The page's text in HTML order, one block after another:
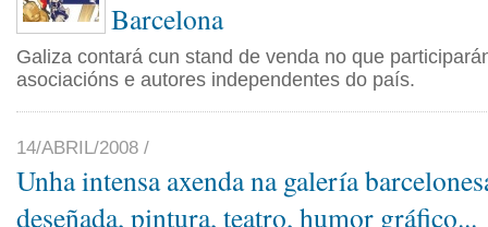
Barcelona
Galiza contará cun stand de venda no que
asociacións e autores independentes do país.
14/ABRIL/2008 /
Unha intensa axenda na galería
deseñada, pintura, teatro, humor gráfico...